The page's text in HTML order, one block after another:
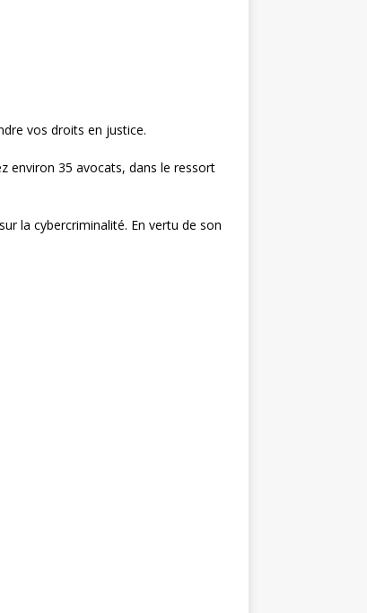
vos droits en justice.
environ 35 avocats, dans le ressort
la cybercriminalité. En vertu de son